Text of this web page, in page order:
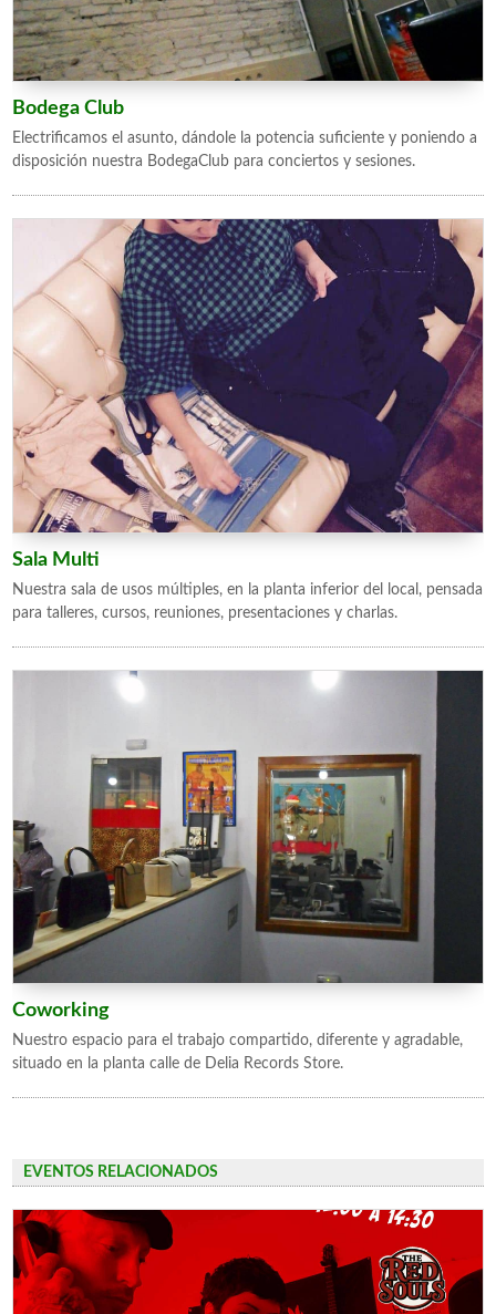
Bodega Club
Electrificamos el asunto, dándole la potencia suficiente y poniendo a
disposición nuestra BodegaClub para conciertos y sesiones.
Sala Multi
Nuestra sala de usos múltiples, en la planta inferior del local, pensada
para talleres, cursos, reuniones, presentaciones y charlas.
Coworking
Nuestro espacio para el trabajo compartido, diferente y agradable,
situado en la planta calle de Delia Records Store.
EVENTOS RELACIONADOS